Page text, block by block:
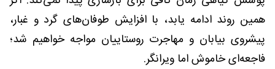
همین روند ادامه یابد، با افزایش طوفان‌های گرد و غبار،
پیشروی بیابان و مهاجرت روستاییان مواجه خواهیم شد؛
فاجعه‌ای خاموش اما ویرانگر.